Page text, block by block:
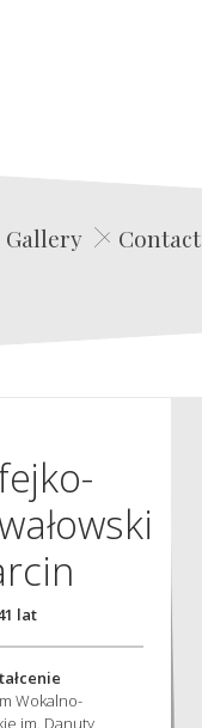
Edwin Film Agencja Aktorska
Gallery
Contact
lat
Wokalno-
im. Danuty